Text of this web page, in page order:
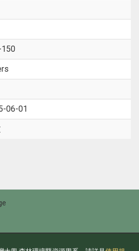
06-01